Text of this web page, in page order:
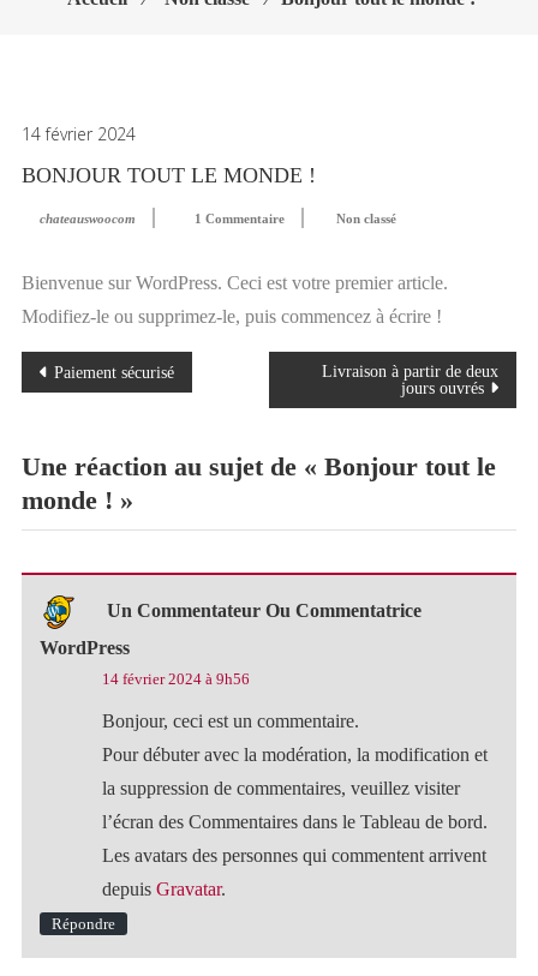
14 février 2024
BONJOUR TOUT LE MONDE !
chateauswoocom 1 Commentaire Non classé
Bienvenue sur WordPress. Ceci est votre premier article.
Modifiez-le ou supprimez-le, puis commencez à écrire !
Navigation
Paiement sécurisé
Livraison à partir de deux
jours ouvrés
Une réaction au sujet de « Bonjour tout le
monde ! »
Un Commentateur Ou Commentatrice
WordPress
14 février 2024 à 9h56
Bonjour, ceci est un commentaire.
Pour débuter avec la modération, la modification et
la suppression de commentaires, veuillez visiter
l’écran des Commentaires dans le Tableau de bord.
Les avatars des personnes qui commentent arrivent
depuis Gravatar.
Répondre